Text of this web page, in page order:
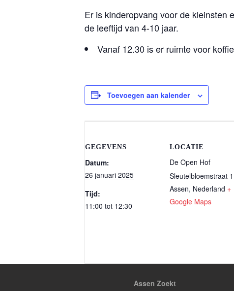
Er is kinderopvang voor de kleinsten
de leeftijd van 4-10 jaar.
Vanaf 12.30 is er ruimte voor
Toevoegen aan kalender
GEGEVENS
Datum:
26 januari 2025
Tijd:
11:00 tot 12:30
LOCATIE
De Open Hof
Sleutelbloemstraat 1
Assen, Nederland +
Google Maps
Assen Zoekt